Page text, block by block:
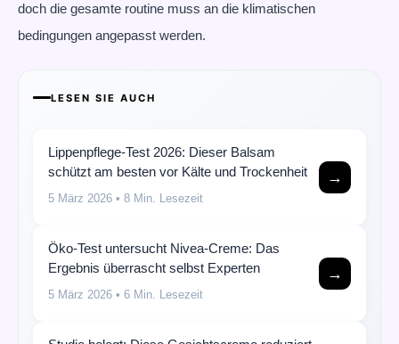
doch die gesamte routine muss an die klimatischen
bedingungen angepasst werden.
LESEN SIE AUCH
Lippenpflege-Test 2026: Dieser Balsam
schützt am besten vor Kälte und Trockenheit
5 März 2026 • 8 Min. Lesezeit
→
Öko-Test untersucht Nivea-Creme: Das
Ergebnis überrascht selbst Experten
5 März 2026 • 6 Min. Lesezeit
→